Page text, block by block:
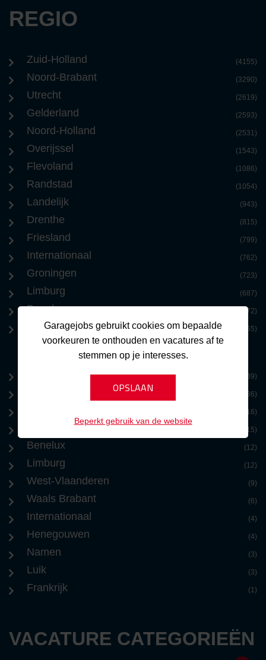
REGIO
Zuid-Holland (4155)
Noord-Brabant (3290)
Utrecht (2619)
Gelderland (2593)
Noord-Holland (2531)
Overijssel (1543)
Flevoland (1086)
Randstad (1054)
Landelijk (943)
Drenthe (815)
Friesland (799)
Internationaal (762)
Groningen (723)
Limburg (687)
Benelux (572)
Zeeland (365)
(39)
(36)
(16)
Vlaams Brabant (15)
Benelux (12)
Limburg (12)
West-Vlaanderen (9)
Waals Brabant (6)
Internationaal (4)
Henegouwen (4)
Namen (3)
Luik (3)
Frankrijk (1)
VACATURE CATEGORIEËN
Garagejobs gebruikt cookies om bepaalde
voorkeuren te onthouden en vacatures af te
stemmen op je interesses.
Beperkt gebruik van de website